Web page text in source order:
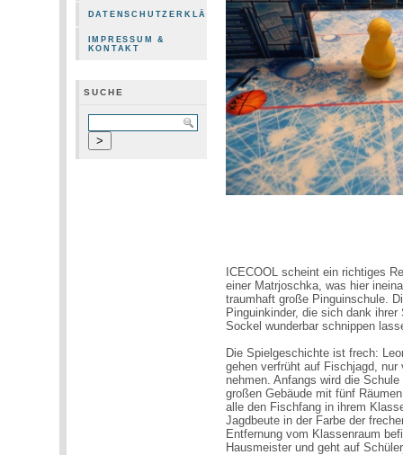
DATENSCHUTZERKLÄRUNG
IMPRESSUM &
KONTAKT
SUCHE
ICECOOL scheint ein richtiges
einer Matrjoschka, was hier
traumhaft große Pinguinschule.
Pinguinkinder, die sich dank
Sockel wunderbar schnippen
Die Spielgeschichte ist frech:
gehen verfrüht auf Fischjagd,
nehmen. Anfangs wird die
großen Gebäude mit fünf
alle den Fischfang in ihrem
Jagdbeute in der Farbe der
Entfernung vom Klassenraum
Hausmeister und geht auf